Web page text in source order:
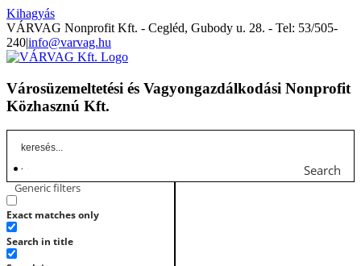
Kihagyás
VÁRVAG Nonprofit Kft. - Cegléd, Gubody u. 28. - Tel: 53/505-
240|info@varvag.hu
Városüzemeltetési és Vagyongazdálkodási Nonprofit
Közhasznú Kft.
Search
Generic filters
Exact matches only
Search in title